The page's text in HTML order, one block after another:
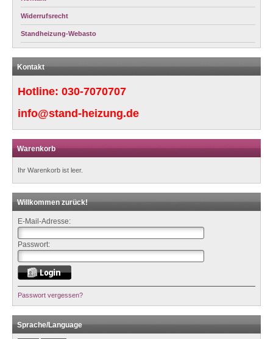
Widerrufsrecht
Standheizung-Webasto
Kontakt
Hotline: 030-7070707
info@stand-heizung.de
Warenkorb
Ihr Warenkorb ist leer.
Willkommen zurück!
E-Mail-Adresse:
Passwort:
Passwort vergessen?
Sprache/Language